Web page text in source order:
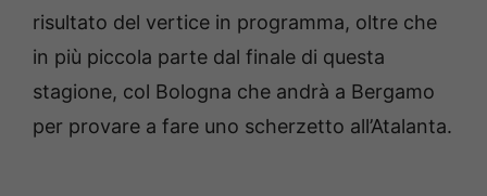
risultato del vertice in programma, oltre che
in più piccola parte dal finale di questa
stagione, col Bologna che andrà a Bergamo
per provare a fare uno scherzetto all’Atalanta.